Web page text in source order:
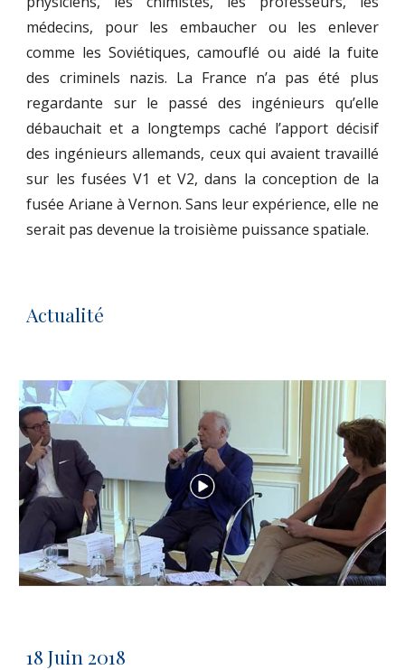
médecins, pour les embaucher ou les enlever
comme les Soviétiques, camouflé ou aidé la fuite
des criminels nazis. La France n’a pas été plus
regardante sur le passé des ingénieurs qu’elle
débauchait et a longtemps caché l’apport décisif
des ingénieurs allemands, ceux qui avaient travaillé
sur les fusées V1 et V2, dans la conception de la
fusée Ariane à Vernon. Sans leur expérience, elle ne
serait pas devenue la troisième puissance spatiale.
Actualité
18 Juin 2018